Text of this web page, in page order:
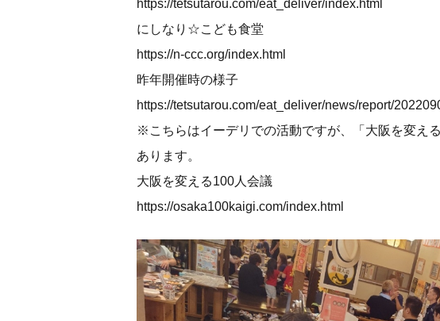
https://tetsutarou.com/eat_deliver/index.html
にしなり☆こども食堂
https://n-ccc.org/index.html
昨年開催時の様子
https://tetsutarou.com/eat_deliver/news/report/
※こちらはイーデリでの活動ですが、「大阪を変え
あります。
大阪を変える100人会議
https://osaka100kaigi.com/index.html